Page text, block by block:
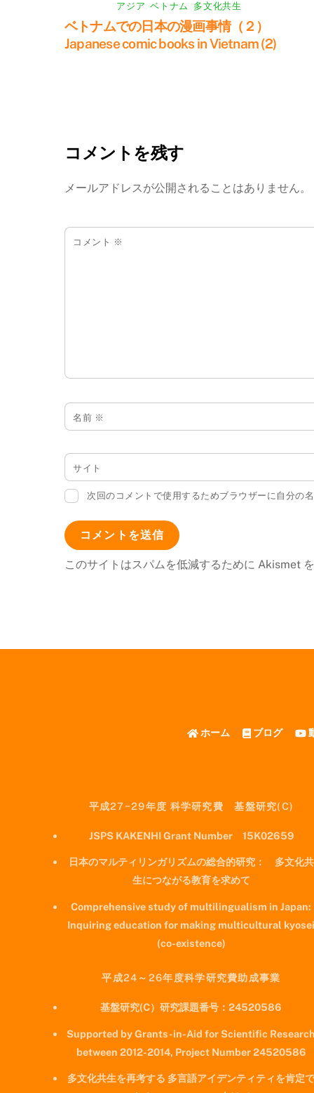
アジア ,ベトナム 多文化共生
ベトナムでの日本の漫画事情（２）
Japanese comic books in Vietnam (2)
コメントを残す
メールアドレスが公開されることはありません。
コメント ※
名前 ※
サイト
次回のコメントで使用するためブラウザーに自分の
このサイトはスパムを低減するために Akismet を
ホーム ブログ
平成27−29年度 科学研究費 基盤研究(C)
JSPS KAKENHI Grant Number 15K02659
日本のマルティリンガリズムの総合的研究： 多文化共
生につながる教育を求めて
Comprehensive study of multilingualism in Japan:
Inquiring education for making multicultural kyosei
(co-existence)
平成24～26年度科学研究費助成事業
基盤研究(C）研究課題番号：24520586
Supported by Grants-in-Aid for Scientific Research
between 2012-2014, Project Number 24520586
多文化共生を再考する 多言語アイデンティティを肯定